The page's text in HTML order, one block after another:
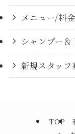
メニュー/料金
シャンプー＆
新規スタッフ
TOP